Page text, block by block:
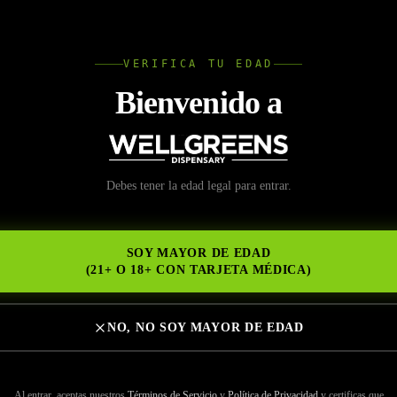
VERIFICA TU EDAD
Bienvenido a
Debes tener la edad legal para entrar.
SOY MAYOR DE EDAD
(21+ O 18+ CON TARJETA MÉDICA)
NO, NO SOY MAYOR DE EDAD